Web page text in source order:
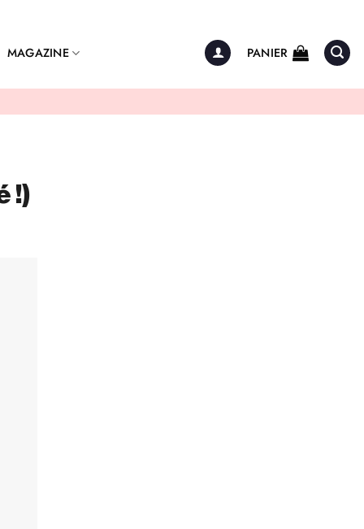
MAGAZINE PANIER
!)